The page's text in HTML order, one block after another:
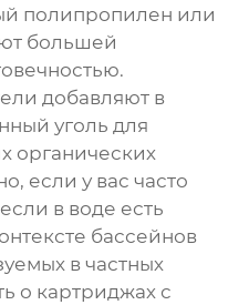
полипропилен или
большей
добавляют в
уголь для
органических
если у вас часто
в воде есть
бассейнов
в частных
о картриджах с